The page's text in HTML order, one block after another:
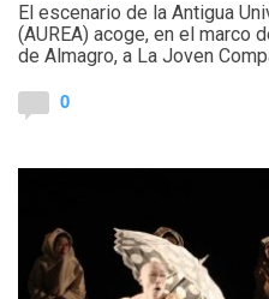
El escenario de la Antigua
(AUREA) acoge, en el marco
de Almagro, a La Joven
0